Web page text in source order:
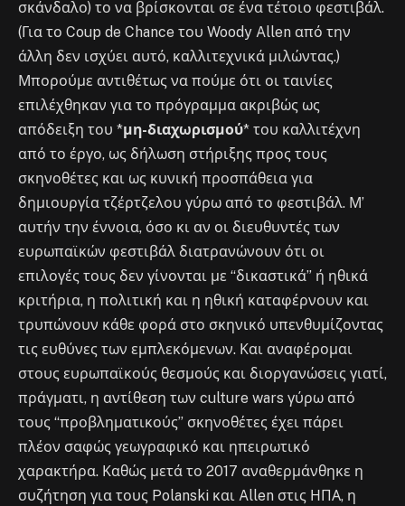
σκάνδαλο) το να βρίσκονται σε ένα τέτοιο φεστιβάλ.
(Για το Coup de Chance του Woody Allen από την
άλλη δεν ισχύει αυτό, καλλιτεχνικά μιλώντας.)
Μπορούμε αντιθέτως να πούμε ότι οι ταινίες
επιλέχθηκαν για το πρόγραμμα ακριβώς ως
απόδειξη του *μη-διαχωρισμού* του καλλιτέχνη
από το έργο, ως δήλωση στήριξης προς τους
σκηνοθέτες και ως κυνική προσπάθεια για
δημιουργία τζέρτζελου γύρω από το φεστιβάλ. Μ’
αυτήν την έννοια, όσο κι αν οι διευθυντές των
ευρωπαϊκών φεστιβάλ διατρανώνουν ότι οι
επιλογές τους δεν γίνονται με “δικαστικά” ή ηθικά
κριτήρια, η πολιτική και η ηθική καταφέρνουν και
τρυπώνουν κάθε φορά στο σκηνικό υπενθυμίζοντας
τις ευθύνες των εμπλεκόμενων. Και αναφέρομαι
στους ευρωπαϊκούς θεσμούς και διοργανώσεις γιατί,
πράγματι, η αντίθεση των culture wars γύρω από
τους “προβληματικούς” σκηνοθέτες έχει πάρει
πλέον σαφώς γεωγραφικό και ηπειρωτικό
χαρακτήρα. Καθώς μετά το 2017 αναθερμάνθηκε η
συζήτηση για τους Polanski και Allen στις ΗΠΑ, η